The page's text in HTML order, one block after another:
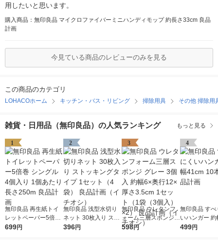
用したいと思います。
購入商品：無印良品 マイクロファイバーミニハンディモップ 約長さ33cm 良品
計画
今見ている商品のレビューのみを見る
この商品のカテゴリ
LOHACOホーム キッチン・バス・リビング 掃除用具 その他 掃除用
雑貨・日用品（無印良品）の人気ランキング もっと見る
1
無印良品 再生紙トイ
レットペーパー5倍巻
シングル 4個入り 1個
699円
2
無印良品 浅型水切り
ネット 30枚入り スト
ッキングタイプ 1セッ
396円
3
無印良品 ウレタンフ
ォーム三層スポンジ
グレー 3個入 約幅6×
598円
4
無印良品 すべ
いハンガー
10本組 良品
499円